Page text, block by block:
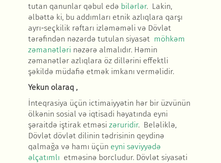
tutan qanunlar qəbul edə bilərlər. Lakin,
əlbəttə ki, bu addımları etnik azlıqlara qarşı
ayrı-seçkilik rəftarı izləməməli və Dövlət
tərəfindən nəzərdə tutulan siyasət möhkəm
zəmanətləri nəzərə almalıdır. Həmin
zəmanətlər azlıqlara öz dillərini effektli
şəkildə müdafiə etmək imkanı verməlidir.
Yekun olaraq ,
İnteqrasiya üçün ictimaiyyətin hər bir üzvünün
ölkənin sosial və iqtisadi həyatında eyni
şəraitdə iştirak etməsi zəruridir. Beləliklə,
Dövlət dövlət dilinin tədrisinin qeydinə
qalmağa və hamı üçün eyni səviyyədə
əlçatımlı etməsinə borcludur. Dövlət siyasəti